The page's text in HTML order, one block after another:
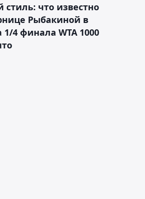
стиль: что известно
Рыбакиной в
1/4 финала WTA 1000